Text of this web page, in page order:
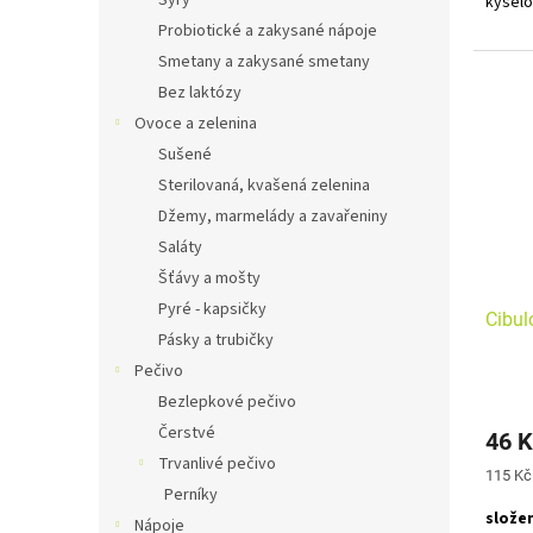
Probiotické a zakysané nápoje
Smetany a zakysané smetany
Bez laktózy
Ovoce a zelenina
Sušené
Sterilovaná, kvašená zelenina
Džemy, marmelády a zavařeniny
Saláty
Šťávy a mošty
Pyré - kapsičky
Pásky a trubičky
Pečivo
Bezlepkové pečivo
Čerstvé
Trvanlivé pečivo
Perníky
Nápoje
46
Měrná
115